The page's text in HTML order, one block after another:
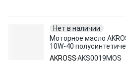
Нет в наличии
Моторное масло
10W-40
AKROSSAKS0019MOS